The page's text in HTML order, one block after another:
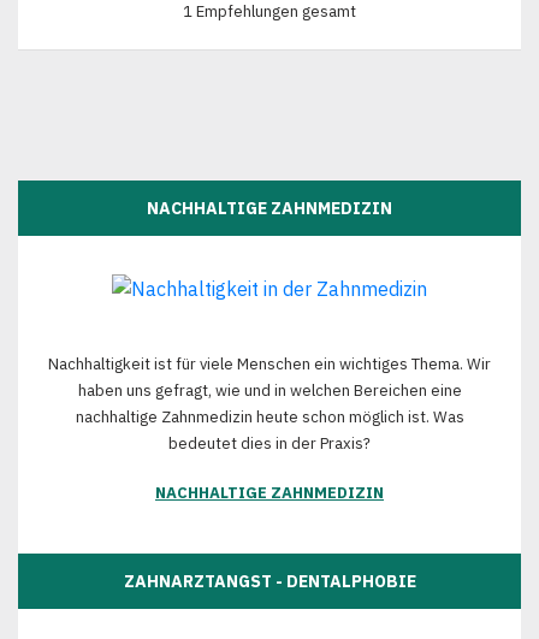
1 Empfehlungen gesamt
NACHHALTIGE ZAHNMEDIZIN
Nachhaltigkeit ist für viele Menschen ein wichtiges Thema. Wir
haben uns gefragt, wie und in welchen Bereichen eine
nachhaltige Zahnmedizin heute schon möglich ist. Was
bedeutet dies in der Praxis?
NACHHALTIGE ZAHNMEDIZIN
ZAHNARZTANGST - DENTALPHOBIE